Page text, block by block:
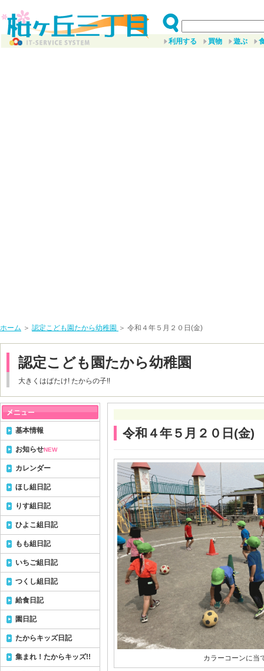
利用する 買物 遊ぶ
ホーム ＞ 認定こども園たから幼稚園 ＞ 令和４年５月２０日(金)
認定こども園たから幼稚園
大きくはばたけ! たからの子!!
令和４年５月２０日(金)
カラーコーンに当
基本情報
お知らせNEW
カレンダー
ほし組日記
りす組日記
ひよこ組日記
もも組日記
いちご組日記
つくし組日記
給食日記
園日記
たからキッズ日記
集まれ！たからキッズ!!